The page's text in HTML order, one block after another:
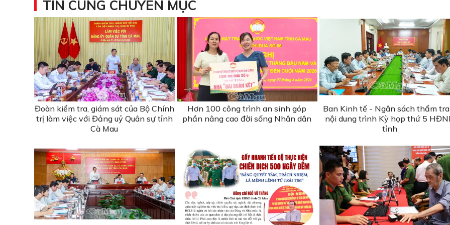
TIN CÙNG CHUYÊN MỤC
Đoàn kiểm tra, giám sát của Bộ Chính
trị làm việc với Đảng uỷ Quân sự tỉnh
Cà Mau
Hơn 100 công trình an sinh góp
phần nâng cao đời sống Nhân dân
Ban Kinh tế - Ngân sách thẩm
nội dung trình Kỳ họp thứ 5
tỉnh